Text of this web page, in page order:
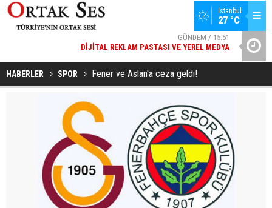
İstanbul
27 °C
GÜNDEM / 15:51
DIJITAL REKLAM PASTASI VE YEREL MEDYA
SPOR / 14:20
GENÇLERBIRLIĞI SPOR KULÜBÜNDEN AÇIKLAMA GELDI
HABERLER SPOR Fener ve Aslan'a ceza geldi!